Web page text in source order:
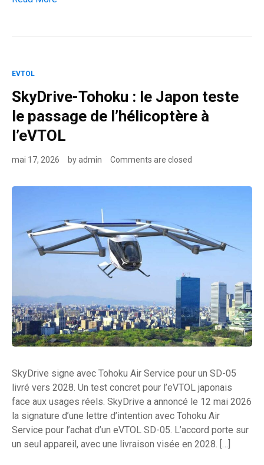
EVTOL
SkyDrive-Tohoku : le Japon teste
le passage de l’hélicoptère à
l’eVTOL
mai 17, 2026 byadmin Comments are closed
SkyDrive signe avec Tohoku Air Service pour un SD-05
livré vers 2028. Un test concret pour l’eVTOL japonais
face aux usages réels. SkyDrive a annoncé le 12 mai 2026
la signature d’une lettre d’intention avec Tohoku Air
Service pour l’achat d’un eVTOL SD-05. L’accord porte sur
un seul appareil, avec une livraison visée en 2028. […]